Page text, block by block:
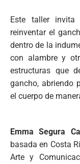
Este taller
reinventar el
dentro de la
con alambre y
estructuras que
gancho, abriendo
el cuerpo de
Emma Segura
basada en Costa
Arte y